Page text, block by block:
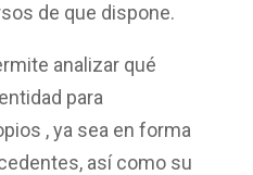
de que dispone.
analizar qué
para
, ya sea en forma
así como su